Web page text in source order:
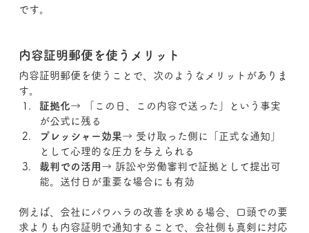
です。
内容証明郵便を使うメリット
内容証明郵便を使うことで、次のようなメリットがありま
す。
証拠化→ 「この日、この内容で送った」という事実
が公式に残る
プレッシャー効果→ 受け取った側に「正式な通知」
として心理的な圧力を与えられる
裁判での活用 → 訴訟や労働審判で証拠として提出可
能。送付日が重要な場合にも有効
例えば、会社にパワハラの改善を求める場合、口頭での要
求よりも内容証明で通知することで、会社側も真剣に対応